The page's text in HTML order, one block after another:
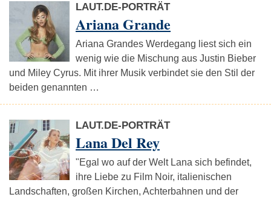
LAUT.DE-PORTRÄT
Ariana Grande
Ariana Grandes Werdegang liest sich ein
wenig wie die Mischung aus Justin Bieber
und Miley Cyrus. Mit ihrer Musik verbindet sie den Stil der
beiden genannten …
LAUT.DE-PORTRÄT
Lana Del Rey
"Egal wo auf der Welt Lana sich befindet,
ihre Liebe zu Film Noir, italienischen
Landschaften, großen Kirchen, Achterbahnen und der